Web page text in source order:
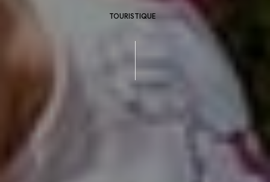
TOURISTIQUE